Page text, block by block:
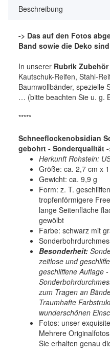
Beschreibung
-> Das auf den Fotos
Band sowie die Deko sind
In unserer Rubrik Zubehör
Kautschuk-Reifen, Stahl-
Baumwollbänder, spezielle
… (bitte beachten Sie u. g.
*****
Schneeflockenobsidian
gebohrt - Sonderqualität
Herkunft Rohstein:
Größe: ca. 2,7 cm x
Gewicht: ca. 9,9 g
Form: z. T.
tropfenförmigere
lange Seitenfläche
gewölbt
Farbe: schwarz mit
Besonderheit:
zeitlose und
geschliffene Auflage
zum Tragen an
Traumhafte
wunderschönen
Fotos: unser
Mehrere
Sie erhalten genau